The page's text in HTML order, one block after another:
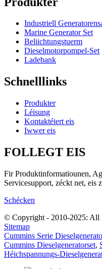
Industriell
Marine Generator Set
Beliichtungstuerm
Dieselmotorpompel-Set
Ladebank
Schnelllinks
Produkter
Léisung
Kontaktéiert eis
Iwwer eis
FOLLEGT EIS
Fir Produktinformatiounen,
Servicesupport, zéckt net, eis
Schécken
© Copyright - 2010-2025: All
Sitemap
Cummins Serie
Cummins Dieselgeneratorset,
Héichspannungs-